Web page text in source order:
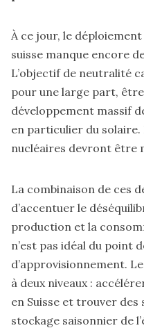
À ce jour, le
suisse manque encore
L’objectif de neutralité
pour une large part,
développement massif
en particulier du
nucléaires devront être
La combinaison de ces
d’accentuer le
production et la
n’est pas idéal du point
d’approvisionnement.
à deux niveaux :
en Suisse et trouver
stockage saisonnier de